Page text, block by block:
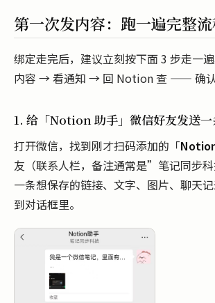
第一次发内容：跑一遍完整
绑定走完后，建议立刻按下面 3 步走一
内容 → 看通知 → 回 Notion 查 —— 确认
1. 给「Notion 助手」微信好友发送一
打开微信，找到刚才扫码添加的「
友（联系人栏，备注通常是”笔记同步
一条想保存的链接、文字、图片、聊天
到对话框里。